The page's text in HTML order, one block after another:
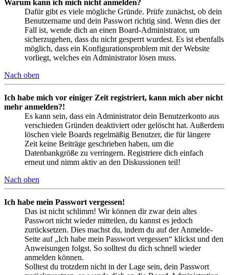
Warum kann ich mich nicht anmelden?
Dafür gibt es viele mögliche Gründe. Prüfe zunächst, ob dein
Benutzername und dein Passwort richtig sind. Wenn dies der
Fall ist, wende dich an einen Board-Administrator, um
sicherzugehen, dass du nicht gesperrt wurdest. Es ist ebenfalls
möglich, dass ein Konfigurationsproblem mit der Website
vorliegt, welches ein Administrator lösen muss.
Nach oben
Ich habe mich vor einiger Zeit registriert, kann mich aber nicht
mehr anmelden?!
Es kann sein, dass ein Administrator dein Benutzerkonto aus
verschieden Gründen deaktiviert oder gelöscht hat. Außerdem
löschen viele Boards regelmäßig Benutzer, die für längere
Zeit keine Beiträge geschrieben haben, um die
Datenbankgröße zu verringern. Registriere dich einfach
erneut und nimm aktiv an den Diskussionen teil!
Nach oben
Ich habe mein Passwort vergessen!
Das ist nicht schlimm! Wir können dir zwar dein altes
Passwort nicht wieder mitteilen, du kannst es jedoch
zurücksetzen. Dies machst du, indem du auf der Anmelde-
Seite auf „Ich habe mein Passwort vergessen“ klickst und den
Anweisungen folgst. So solltest du dich schnell wieder
anmelden können.
Solltest du trotzdem nicht in der Lage sein, dein Passwort